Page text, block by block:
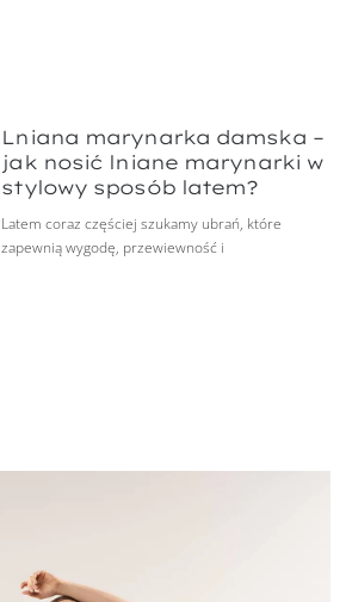
Lniana marynarka damska –
jak nosić lniane marynarki w
stylowy sposób latem?
Latem coraz częściej szukamy ubrań, które
zapewnią wygodę, przewiewność i